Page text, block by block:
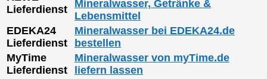
Lieferdienst
Mineralwasser, Getränke &
Lebensmittel
EDEKA24
Lieferdienst
Mineralwasser bei EDEKA24.de
bestellen
MyTime
Lieferdienst
Mineralwasser von myTime.de
liefern lassen